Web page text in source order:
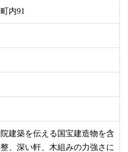
内91
建築を伝える国宝建造物を含
、深い軒、木組みの力強さに